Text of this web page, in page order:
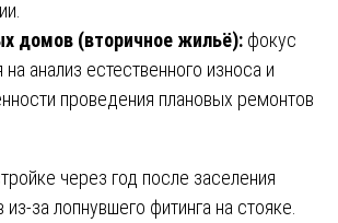
домов (вторичное жильё): фокус
анализ естественного износа и
проведения плановых ремонтов
через год после заселения
за лопнувшего фитинга на стояке.